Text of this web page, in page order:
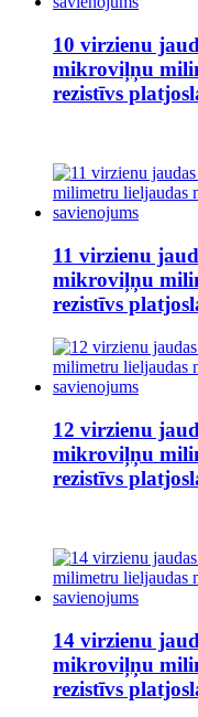
10 virzienu
mikroviļņu
rezistīvs
11 virzienu
mikroviļņu
rezistīvs
12 virzienu
mikroviļņu
rezistīvs
14 virzienu
mikroviļņu
rezistīvs